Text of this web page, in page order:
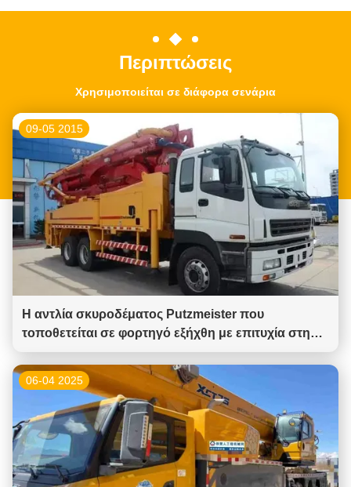
Περιπτώσεις
Χρησιμοποιείται σε διάφορα σενάρια
09-05 2015
Η αντλία σκυροδέματος Putzmeister που
τοποθετείται σε φορτηγό εξήχθη με επιτυχία στην
αγορά της Μέσης Ασίας
06-04 2025